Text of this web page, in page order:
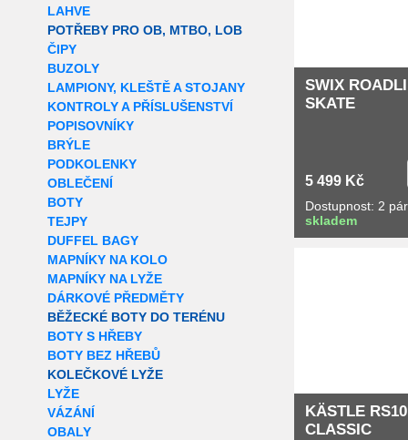
LAHVE
POTŘEBY PRO OB, MTBO, LOB
ČIPY
BUZOLY
LAMPIONY, KLEŠTĚ A STOJANY
KONTROLY A PŘÍSLUŠENSTVÍ
POPISOVNÍKY
BRÝLE
PODKOLENKY
OBLEČENÍ
BOTY
TEJPY
DUFFEL BAGY
MAPNÍKY NA KOLO
MAPNÍKY NA LYŽE
DÁRKOVÉ PŘEDMĚTY
BĚŽECKÉ BOTY DO TERÉNU
BOTY S HŘEBY
BOTY BEZ HŘEBŮ
KOLEČKOVÉ LYŽE
LYŽE
VÁZÁNÍ
OBALY
SWIX
SKATE
5 499 Kč
Dostupnost: 2
skladem
KÄSTLE RS10
CLASSIC